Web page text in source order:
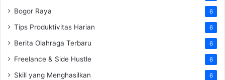
Bogor Raya 6
Tips Produktivitas Harian 6
Berita Olahraga Terbaru 6
Freelance & Side Hustle 6
Skill yang Menghasilkan 6